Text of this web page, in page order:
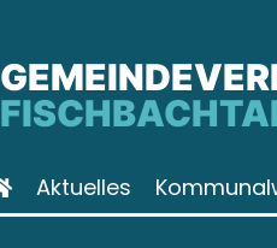
Aktuelles